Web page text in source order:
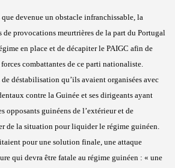
devenue un obstacle infranchissable, la
de provocations meurtrières de la part du Portugal
en place et de décapiter le PAIGC afin de
combattantes de ce parti nationaliste.
déstabilisation qu’ils avaient organisées avec
contre la Guinée et ses dirigeants ayant
opposants guinéens de l’extérieur et de
de la situation pour liquider le régime guinéen.
pour une solution finale, une attaque
qui devra être fatale au régime guinéen : « une